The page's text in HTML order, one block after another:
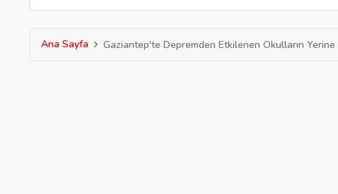
Ana Sayfa Gaziantep'te Depremden Etkilenen Okulların Yerine